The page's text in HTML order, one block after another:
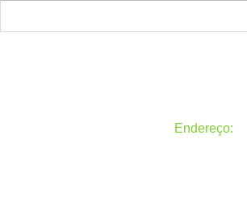
Endereço: